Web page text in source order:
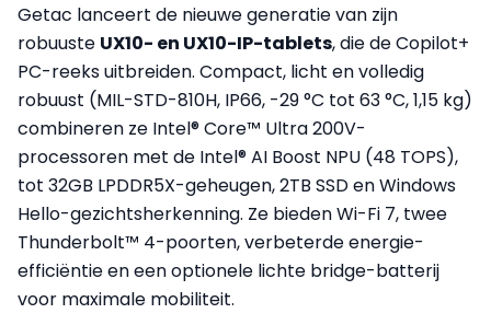
Getac lanceert de nieuwe generatie van zijn
robuuste UX10- en UX10-IP-tablets, die de Copilot+
PC-reeks uitbreiden. Compact, licht en volledig
robuust (MIL-STD-810H, IP66, -29 °C tot 63 °C, 1,15 kg)
combineren ze Intel® Core™ Ultra 200V-
processoren met de Intel® AI Boost NPU (48 TOPS),
tot 32GB LPDDR5X-geheugen, 2TB SSD en Windows
Hello-gezichtsherkenning. Ze bieden Wi-Fi 7, twee
Thunderbolt™ 4-poorten, verbeterde energie-
efficiëntie en een optionele lichte bridge-batterij
voor maximale mobiliteit.